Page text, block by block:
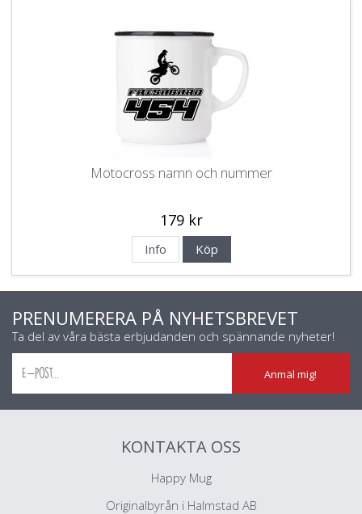
Motocross namn och nummer
179 kr
Info Köp
PRENUMERERA PÅ NYHETSBREVET
Ta del av våra bästa erbjudanden och spännande nyheter!
Anmäl mig!
KONTAKTA OSS
Happy Mug
Originalbyrån i Halmstad AB